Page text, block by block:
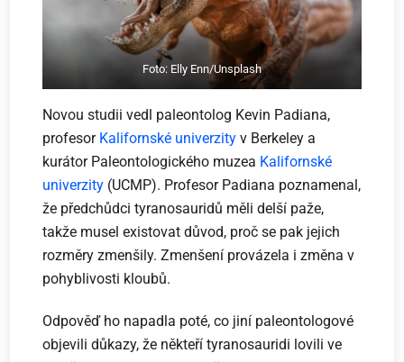
Foto: Elly Enn/Unsplash
Novou studii vedl paleontolog Kevin Padiana,
profesor Kalifornské univerzity v Berkeley a
kurátor Paleontologického muzea Kalifornské
univerzity (UCMP). Profesor Padiana poznamenal,
že předchůdci tyranosauridů měli delší paže,
takže musel existovat důvod, proč se pak jejich
rozměry zmenšily. Zmenšení provázela i změna v
pohyblivosti kloubů.
Odpověď ho napadla poté, co jiní paleontologové
objevili důkazy, že někteří tyranosauridi lovili ve